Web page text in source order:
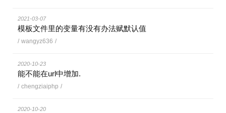
2021-03-07
模板文件里的变量有没有办法赋默认值
/ wangyz636 /
2020-10-23
能不能在url中增加.
/ chengziaiphp /
2020-10-20